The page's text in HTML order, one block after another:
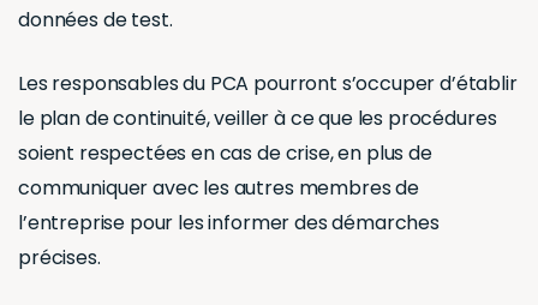
données de test.
Les responsables du PCA pourront s’occuper d’établir
le plan de continuité, veiller à ce que les procédures
soient respectées en cas de crise, en plus de
communiquer avec les autres membres de
l’entreprise pour les informer des démarches
précises.